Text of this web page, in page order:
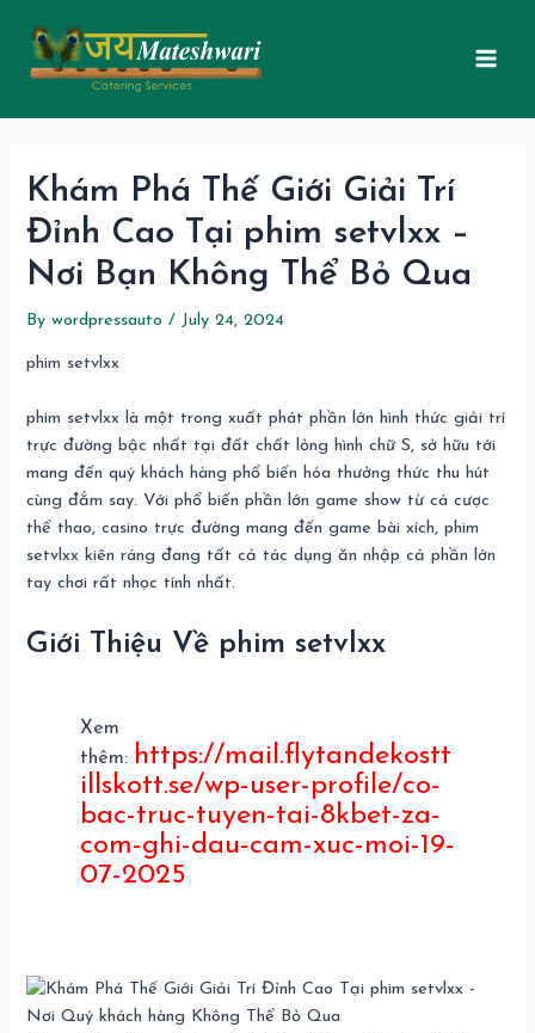
content
Khám Phá Thế Giới Giải Trí
Đỉnh Cao Tại phim setvlxx –
Nơi Bạn Không Thể Bỏ Qua
Bywordpressauto/ July 24, 2024
phim setvlxx
phim setvlxx là một trong xuất phát phần lớn hình thức giải trí
trực đường bậc nhất tại đất chất lỏng hình chữ S, sở hữu tới
mang đến quý khách hàng phổ biến hóa thưởng thức thu hút
cùng đắm say. Với phổ biến phần lớn game show từ cá cược
thể thao, casino trực đường mang đến game bài xích, phim
setvlxx kiên ráng đang tất cả tác dụng ăn nhập cả phần lớn
tay chơi rất nhọc tính nhất.
Giới Thiệu Về phim setvlxx
Xem
thêm: https://mail.flytandekostt
illskott.se/wp-user-profile/co-
bac-truc-tuyen-tai-8kbet-za-
com-ghi-dau-cam-xuc-moi-19-
07-2025
navigation